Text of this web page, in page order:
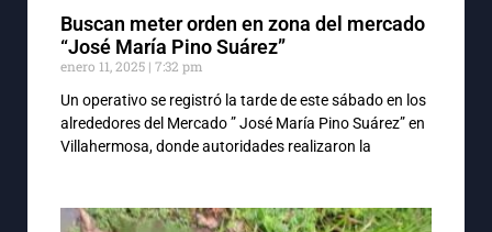
Buscan meter orden en zona del mercado
“José María Pino Suárez”
enero 11, 2025 7:32 pm
Un operativo se registró la tarde de este sábado en los
alrededores del Mercado ” José María Pino Suárez” en
Villahermosa, donde autoridades realizaron la